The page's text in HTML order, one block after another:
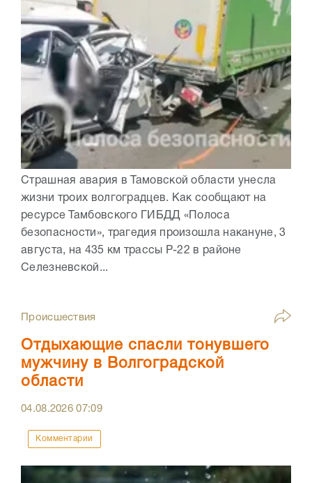
Страшная авария в Тамовской области унесла
жизни троих волгоградцев. Как сообщают на
ресурсе Тамбовского ГИБДД «Полоса
безопасности», трагедия произошла накануне, 3
августа, на 435 км трассы Р-22 в районе
Селезневской...
Происшествия
Отдыхающие спасли тонувшего
мужчину в Волгоградской
области
04.08.202607:09
Комментарии